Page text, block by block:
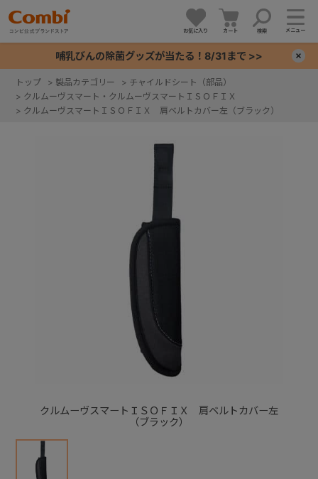
お気に入り カート 検索 メニュー
哺乳びんの除菌グッズが当たる！8/31まで >>
トップ > 製品カテゴリー > チャイルドシート（部品）
> クルムーヴスマート・クルムーヴスマートＩＳＯＦＩＸ
> クルムーヴスマートＩＳＯＦＩＸ 肩ベルトカバー左（ブラック）
クルムーヴスマートＩＳＯＦＩＸ 肩ベルトカバー左
（ブラック）